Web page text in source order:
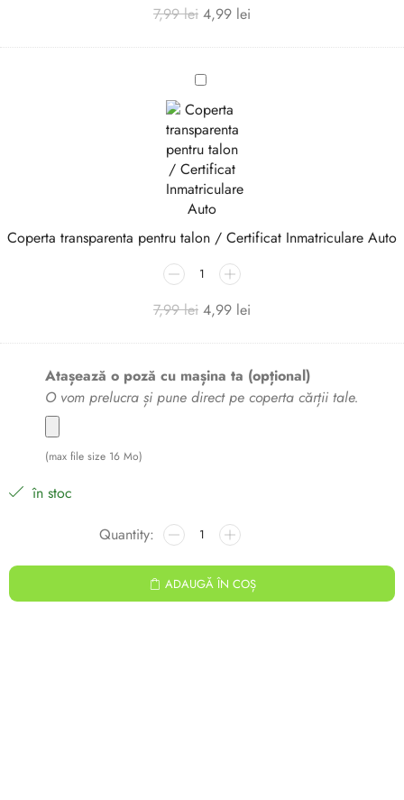
7,99lei 4,99 lei
Coperta
pentru
talon
/
Certificat
Inmatriculare
Auto
Coperta transparenta pentru talon / Certificat Inmatriculare Auto
7,99lei 4,99 lei
Atașează o poză cu mașina ta (opțional)
O vom prelucra și pune direct pe coperta cărții tale.
(max file size 16 Mo)
în stoc
ADAUGĂ ÎN COȘ